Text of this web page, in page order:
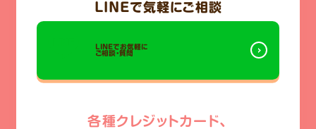
LINEで気軽にご相談
LINEでお気軽に
ご相談・質問
各種クレジットカード、